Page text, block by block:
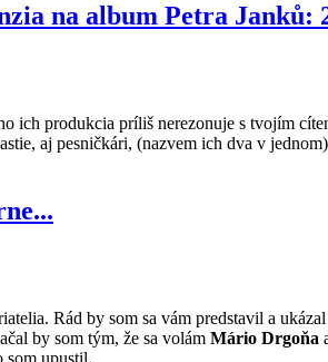
na album Petra Janků:
ich produkcia príliš nerezonuje s tvojím
aj pesničkári, (nazvem ich dva v
Rád by som sa vám predstavil a
by som tým, že sa volám Mário Drgoňa